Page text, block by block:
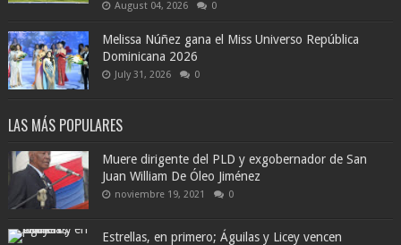
August 04, 2026 0
Melissa Núñez gana el Miss Universo República
Dominicana 2026
July 31, 2026 0
LAS MÁS POPULARES
Muere dirigente del PLD y exgobernador de San
Juan William De Óleo Jiménez
noviembre 19, 2021 0
Estrellas, en primero; Águilas y Licey vencen